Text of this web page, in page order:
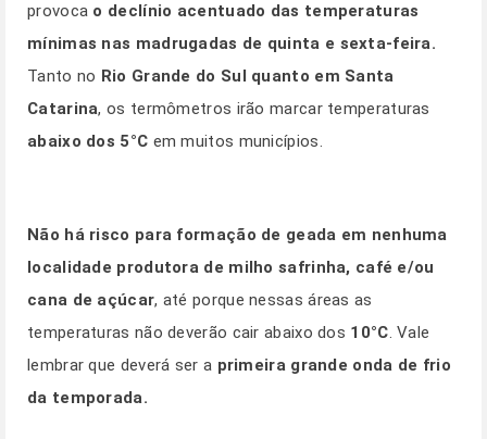
provoca o declínio acentuado das temperaturas
mínimas nas madrugadas de quinta e sexta-feira.
Tanto no Rio Grande do Sul quanto em Santa
Catarina, os termômetros irão marcar temperaturas
abaixo dos 5°C em muitos municípios.
Não há risco para formação de geada em nenhuma
localidade produtora de milho safrinha, café e/ou
cana de açúcar, até porque nessas áreas as
temperaturas não deverão cair abaixo dos 10°C. Vale
lembrar que deverá ser a primeira grande onda de frio
da temporada.